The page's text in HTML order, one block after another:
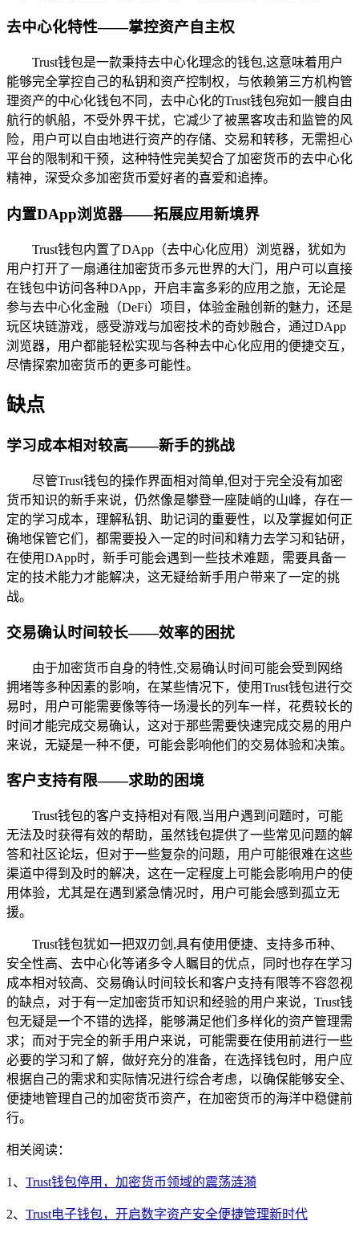
去中心化特性——掌控资产自主权
Trust钱包是一款秉持去中心化理念的钱包,这意味着用户
能够完全掌控自己的私钥和资产控制权，与依赖第三方机构管
理资产的中心化钱包不同，去中心化的Trust钱包宛如一艘自由
航行的帆船，不受外界干扰，它减少了被黑客攻击和监管的风
险，用户可以自由地进行资产的存储、交易和转移，无需担心
平台的限制和干预，这种特性完美契合了加密货币的去中心化
精神，深受众多加密货币爱好者的喜爱和追捧。
内置DApp浏览器——拓展应用新境界
Trust钱包内置了DApp（去中心化应用）浏览器，犹如为
用户打开了一扇通往加密货币多元世界的大门，用户可以直接
在钱包中访问各种DApp，开启丰富多彩的应用之旅，无论是
参与去中心化金融（DeFi）项目，体验金融创新的魅力，还是
玩区块链游戏，感受游戏与加密技术的奇妙融合，通过DApp
浏览器，用户都能轻松实现与各种去中心化应用的便捷交互，
尽情探索加密货币的更多可能性。
缺点
学习成本相对较高——新手的挑战
尽管Trust钱包的操作界面相对简单,但对于完全没有加密
货币知识的新手来说，仍然像是攀登一座陡峭的山峰，存在一
定的学习成本，理解私钥、助记词的重要性，以及掌握如何正
确地保管它们，都需要投入一定的时间和精力去学习和钻研，
在使用DApp时，新手可能会遇到一些技术难题，需要具备一
定的技术能力才能解决，这无疑给新手用户带来了一定的挑
战。
交易确认时间较长——效率的困扰
由于加密货币自身的特性,交易确认时间可能会受到网络
拥堵等多种因素的影响，在某些情况下，使用Trust钱包进行交
易时，用户可能需要像等待一场漫长的列车一样，花费较长的
时间才能完成交易确认，这对于那些需要快速完成交易的用户
来说，无疑是一种不便，可能会影响他们的交易体验和决策。
客户支持有限——求助的困境
Trust钱包的客户支持相对有限,当用户遇到问题时，可能
无法及时获得有效的帮助，虽然钱包提供了一些常见问题的解
答和社区论坛，但对于一些复杂的问题，用户可能很难在这些
渠道中得到及时的解决，这在一定程度上可能会影响用户的使
用体验，尤其是在遇到紧急情况时，用户可能会感到孤立无
援。
Trust钱包犹如一把双刃剑,具有使用便捷、支持多币种、
安全性高、去中心化等诸多令人瞩目的优点，同时也存在学习
成本相对较高、交易确认时间较长和客户支持有限等不容忽视
的缺点，对于有一定加密货币知识和经验的用户来说，Trust钱
包无疑是一个不错的选择，能够满足他们多样化的资产管理需
求；而对于完全的新手用户来说，可能需要在使用前进行一些
必要的学习和了解，做好充分的准备，在选择钱包时，用户应
根据自己的需求和实际情况进行综合考虑，以确保能够安全、
便捷地管理自己的加密货币资产，在加密货币的海洋中稳健前
行。
相关阅读：
1、 Trust钱包停用，加密货币领域的震荡涟漪
2、 Trust电子钱包，开启数字资产安全便捷管理新时代